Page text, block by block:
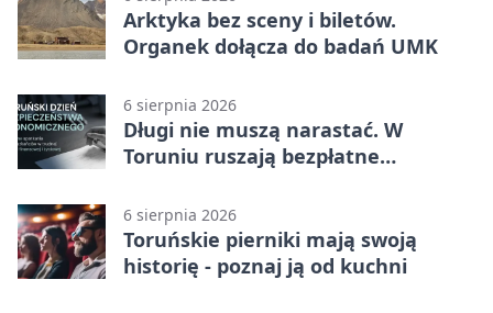
Arktyka bez sceny i biletów.
Organek dołącza do badań UMK
6 sierpnia 2026
Długi nie muszą narastać. W
Toruniu ruszają bezpłatne
6 sierpnia 2026
Toruńskie pierniki mają swoją
historię - poznaj ją od kuchni